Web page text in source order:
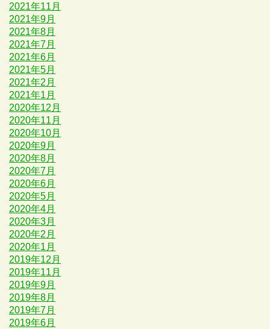
2021年11月
2021年9月
2021年8月
2021年7月
2021年6月
2021年5月
2021年2月
2021年1月
2020年12月
2020年11月
2020年10月
2020年9月
2020年8月
2020年7月
2020年6月
2020年5月
2020年4月
2020年3月
2020年2月
2020年1月
2019年12月
2019年11月
2019年9月
2019年8月
2019年7月
2019年6月